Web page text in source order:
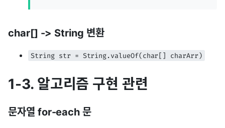
char[] -> String 변환
String str = String.valueOf(char[] charArr)
1-3. 알고리즘 구현 관련
문자열 for-each 문